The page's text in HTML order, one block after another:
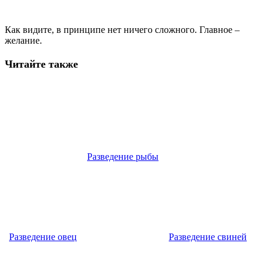
Как видите, в принципе нет ничего сложного. Главное –
желание.
Читайте также
Разведение рыбы
Разведение овец Разведение свиней